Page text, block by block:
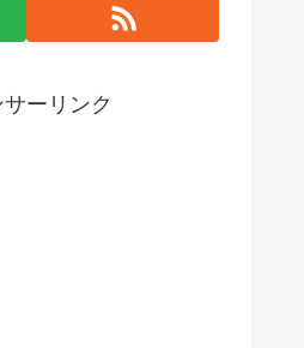
ーリンク